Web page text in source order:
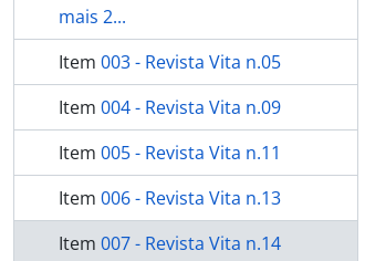
mais 2...
Item 003 - Revista Vita n.05
Item 004 - Revista Vita n.09
Item 005 - Revista Vita n.11
Item 006 - Revista Vita n.13
Item 007 - Revista Vita n.14